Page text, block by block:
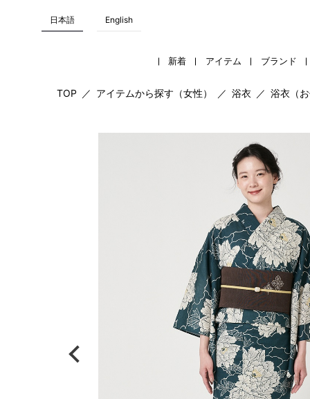
日本語 English
新着 アイテム ブランド
TOP ／ アイテムから探す（女性） ／ 浴衣 ／ 浴衣（